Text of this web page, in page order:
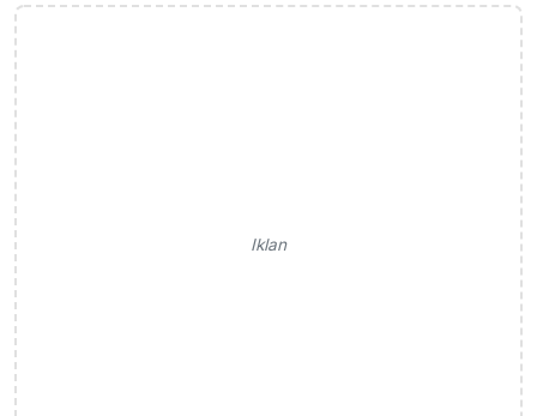
Iklan